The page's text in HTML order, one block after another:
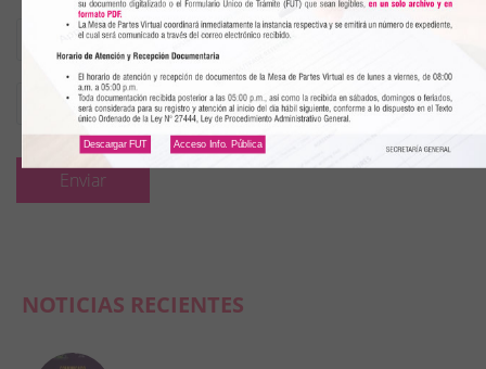
Email(*)
Teléfono
NOTICIAS RECIENTES
Descargar FUT Acceso Info. Pública